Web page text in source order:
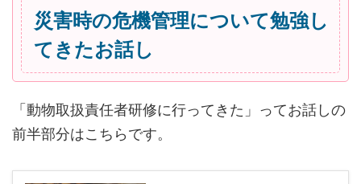
災害時の危機管理について勉強し
てきたお話し
「動物取扱責任者研修に行ってきた」ってお話しの
前半部分はこちらです。